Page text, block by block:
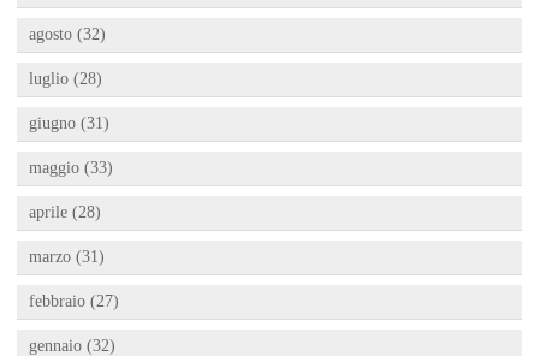
agosto (32)
luglio (28)
giugno (31)
maggio (33)
aprile (28)
marzo (31)
febbraio (27)
gennaio (32)